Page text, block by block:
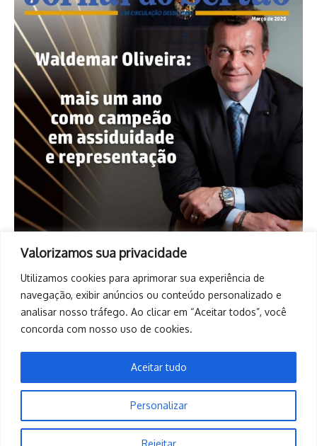
Valorizamos sua privacidade
Utilizamos cookies para aprimorar sua experiência de
navegação, exibir anúncios ou conteúdo personalizado e
analisar nosso tráfego. Ao clicar em “Aceitar todos”, você
concorda com nosso uso de cookies.
Personalizar
Rejeitar
Aceitar tudo
Copyright © 2026. Todos os direitos reservados. | Desenvolvido